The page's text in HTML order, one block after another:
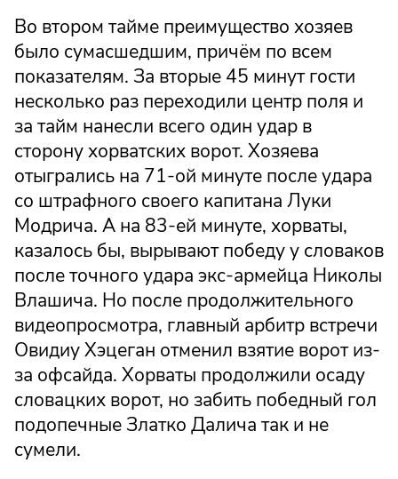
Во втором тайме преимущество хозяев
было сумасшедшим, причём по всем
показателям. За вторые 45 минут гости
несколько раз переходили центр поля и
за тайм нанесли всего один удар в
сторону хорватских ворот. Хозяева
отыгрались на 71-ой минуте после удара
со штрафного своего капитана Луки
Модрича. А на 83-ей минуте, хорваты,
казалось бы, вырывают победу у словаков
после точного удара экс-армейца Николы
Влашича. Но после продолжительного
видеопросмотра, главный арбитр встречи
Овидиу Хэцеган отменил взятие ворот из-
за офсайда. Хорваты продолжили осаду
словацких ворот, но забить победный гол
подопечные Златко Далича так и не
сумели.